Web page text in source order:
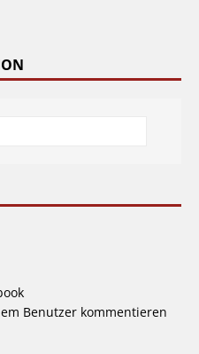
Benutzer kommentieren